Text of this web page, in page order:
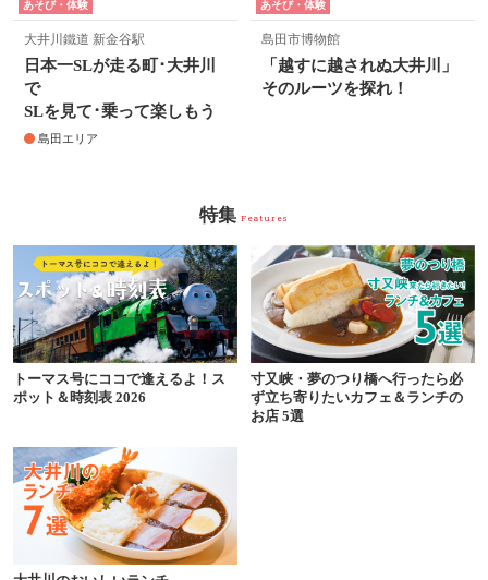
あそび・体験
大井川鐵道 新金谷駅
日本一SLが走る町･大井川
で
SLを見て･乗って楽しもう
島田エリア
あそび・体験
島田市博物館
「越すに越されぬ大井川」
そのルーツを探れ！
特集 Features
トーマス号にココで逢えるよ！ス
ポット＆時刻表 2026
寸又峡・夢のつり橋へ行ったら必
ず立ち寄りたいカフェ＆ランチの
お店 5選